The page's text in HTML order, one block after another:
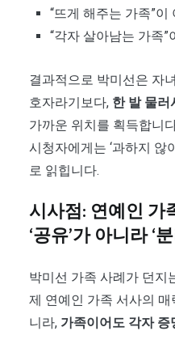
“뜨게 해주는 가족”이
“각자 살아남는 가족”
결과적으로 박미선은 자
호자라기보다, 한 발 물러
가까운 위치를 획득합니
시청자에게는 ‘과하지 않
로 읽힙니다.
시사점: 연예인 가
‘공유’가 아니라 ‘
박미선 가족 사례가 던지
제 연예인 가족 서사의 매
니라, 가족이어도 각자 증